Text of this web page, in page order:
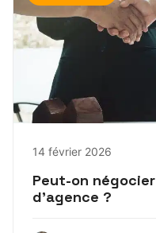
14 février 2026
Peut-on
d’agence ?